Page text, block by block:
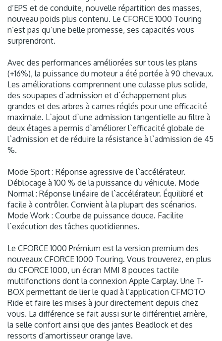
d’EPS et de conduite, nouvelle répartition des masses,
nouveau poids plus contenu. Le CFORCE 1000 Touring
n’est pas qu’une belle promesse, ses capacités vous
surprendront.
Avec des performances améliorées sur tous les plans
(+16%), la puissance du moteur a été portée à 90 chevaux.
Les améliorations comprennent une culasse plus solide,
des soupapes d`admission et d`échappement plus
grandes et des arbres à cames réglés pour une efficacité
maximale. L`ajout d`une admission tangentielle au filtre à
deux étages a permis d`améliorer l`efficacité globale de
l`admission et de réduire la résistance à l`admission de 45
%.
Mode Sport : Réponse agressive de l`accélérateur.
Déblocage à 100 % de la puissance du véhicule. Mode
Normal : Réponse linéaire de l`accélérateur. Équilibré et
facile à contrôler. Convient à la plupart des scénarios.
Mode Work : Courbe de puissance douce. Facilite
l`exécution des tâches quotidiennes.
Le CFORCE 1000 Prémium est la version premium des
nouveaux CFORCE 1000 Touring. Vous trouverez, en plus
du CFORCE 1000, un écran MMI 8 pouces tactile
multifonctions dont la connexion Apple Carplay. Une T-
BOX permettant de lier le quad à l’application CFMOTO
Ride et faire les mises à jour directement depuis chez
vous. La différence se fait aussi sur le différentiel arrière,
la selle confort ainsi que des jantes Beadlock et des
ressorts d’amortisseur orange lave.